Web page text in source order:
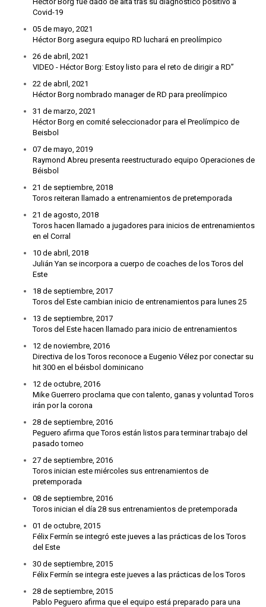
Covid-19
05 de mayo, 2021
Héctor Borg asegura equipo RD luchará en preolímpico
26 de abril, 2021
VIDEO - Héctor Borg: Estoy listo para el reto de dirigir a RD”
22 de abril, 2021
Héctor Borg nombrado manager de RD para preolímpico
31 de marzo, 2021
Héctor Borg en comité seleccionador para el Preolímpico de
Beisbol
07 de mayo, 2019
Raymond Abreu presenta reestructurado equipo Operaciones de
Béisbol
21 de septiembre, 2018
Toros reiteran llamado a entrenamientos de pretemporada
21 de agosto, 2018
Toros hacen llamado a jugadores para inicios de entrenamientos
en el Corral
10 de abril, 2018
Julián Yan se incorpora a cuerpo de coaches de los Toros del
Este
18 de septiembre, 2017
Toros del Este cambian inicio de entrenamientos para lunes 25
13 de septiembre, 2017
Toros del Este hacen llamado para inicio de entrenamientos
12 de noviembre, 2016
Directiva de los Toros reconoce a Eugenio Vélez por conectar su
hit 300 en el béisbol dominicano
12 de octubre, 2016
Mike Guerrero proclama que con talento, ganas y voluntad Toros
irán por la corona
28 de septiembre, 2016
Peguero afirma que Toros están listos para terminar trabajo del
pasado torneo
27 de septiembre, 2016
Toros inician este miércoles sus entrenamientos de
pretemporada
08 de septiembre, 2016
Toros inician el día 28 sus entrenamientos de pretemporada
01 de octubre, 2015
Félix Fermín se integró este jueves a las prácticas de los Toros
del Este
30 de septiembre, 2015
Félix Fermín se integra este jueves a las prácticas de los Toros
28 de septiembre, 2015
Pablo Peguero afirma que el equipo está preparado para una